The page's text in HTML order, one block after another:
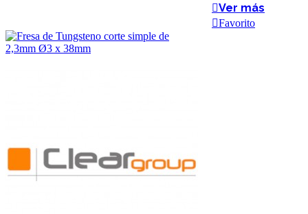
Ver más
Favorito